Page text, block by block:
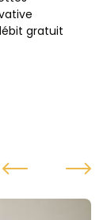
gratuit